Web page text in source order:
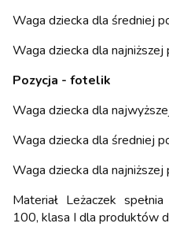
Waga dziecka dla średniej
Waga dziecka dla najniższej
Pozycja - fotelik
Waga dziecka dla
Waga dziecka dla średniej
Waga dziecka dla najniższej
Materiał Leżaczek
100, klasa I dla produktów